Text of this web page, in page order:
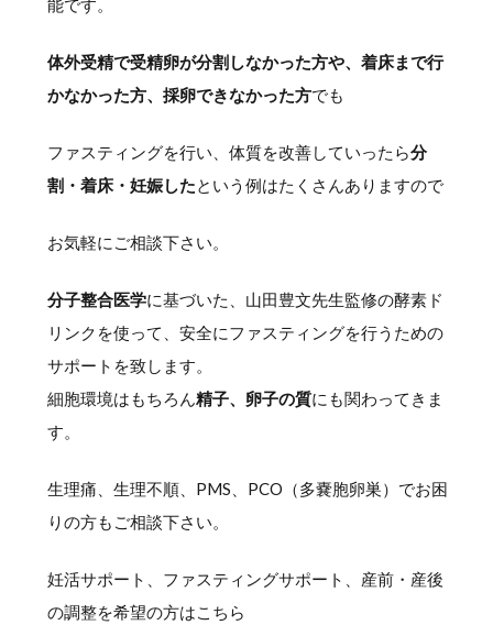
能です。
体外受精で受精卵が分割しなかった方や、着床まで行
かなかった方、採卵できなかった方でも
ファスティングを行い、体質を改善していったら分
割・着床・妊娠したという例はたくさんありますので
お気軽にご相談下さい。
分子整合医学に基づいた、山田豊文先生監修の酵素ド
リンクを使って、安全にファスティングを行うための
サポートを致します。
細胞環境はもちろん精子、卵子の質にも関わってきま
す。
生理痛、生理不順、PMS、PCO（多嚢胞卵巣）でお困
りの方もご相談下さい。
妊活サポート、ファスティングサポート、産前・産後
の調整を希望の方はこちら